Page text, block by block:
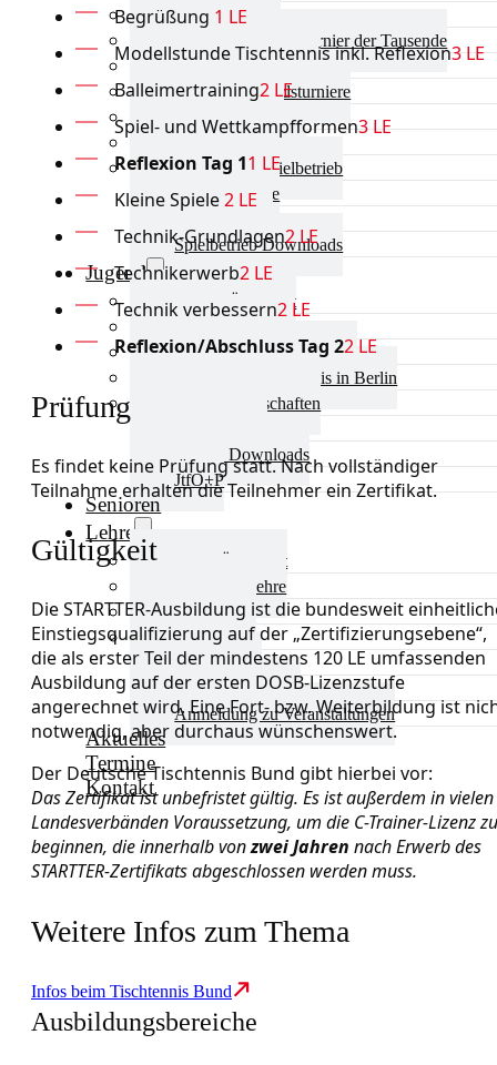
LRL & Qualis
TTT – Tischtennisturnier der Tausende
mini-Meisterschaften
Weitere Verbandsturniere
Terminkalender
Turnierausrichtung
Mannschaftsspielbetrieb
Vereinsturniere
Spielbetrieb Downloads
Jugend
Jugend Übersicht
Landestraining und Kader
Schulsport Tischtennis in Berlin
mini-Meisterschaften
Jugend Downloads
JtfO+P
Senioren
Lehre
Lehre Übersicht
Aktuelles Lehre
Fortbildung
Ausbildung
Trainerbörse
Lehre Downloads
Anmeldung zu Veranstaltungen
Aktuelles
Termine
Kontakt
Begrüßung 1 LE
Modellstunde Tischtennis inkl. Reflexion3 LE
Balleimertraining2 LE
Spiel- und Wettkampfformen3 LE
Reflexion Tag 11 LE
Kleine Spiele2 LE
Technik-Grundlagen2 LE
Technikerwerb2 LE
Technik verbessern2 LE
Reflexion/Abschluss Tag 22 LE
Prüfung
Es findet keine Prüfung statt. Nach vollständiger
Teilnahme erhalten die Teilnehmer ein Zertifikat.
Gültigkeit
Die STARTTER-Ausbildung ist die bundesweit
Einstiegsqualifizierung auf der „Zertifizierungsebene“,
die als erster Teil der mindestens 120 LE umfassenden
Ausbildung auf der ersten DOSB-Lizenzstufe
angerechnet wird. Eine Fort- bzw. Weiterbildung ist
notwendig, aber durchaus wünschenswert.
Der Deutsche Tischtennis Bund gibt hierbei vor:
Das Zertifikat ist unbefristet gültig. Es ist außerdem in vielen
Landesverbänden Voraussetzung, um die C-Trainer-Lizenz zu
beginnen, die innerhalb vonzwei Jahren nach Erwerb des
STARTTER-Zertifikats abgeschlossen werden muss.
Weitere Infos zum Thema
Infos beim Tischtennis Bund
Ausbildungsbereiche